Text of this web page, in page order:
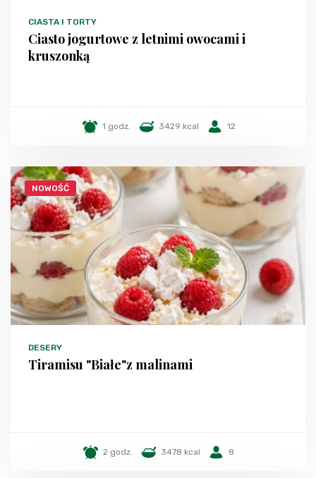
CIASTA I TORTY
Ciasto jogurtowe z letnimi owocami i
kruszonką
1 godz. 3429 kcal 12
NOWOŚĆ
DESERY
Tiramisu "Białe"z malinami
2 godz. 3478 kcal 8